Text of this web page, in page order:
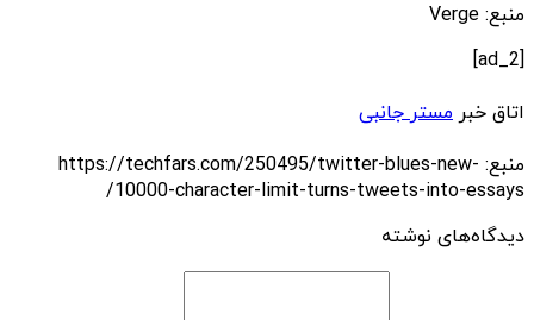
منبع: Verge
[ad_2]
اتاق خبر مستر جانبی
منبع: https://techfars.com/250495/twitter-blues-new-
10000-character-limit-turns-tweets-into-essays/
دیدگاه‌های نوشته